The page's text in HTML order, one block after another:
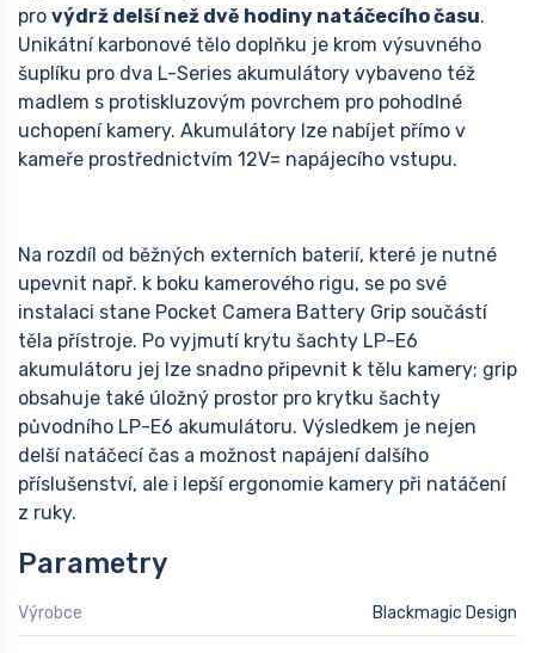
pro výdrž delší než dvě hodiny natáčecího času.
Unikátní karbonové tělo doplňku je krom výsuvného
šuplíku pro dva L-Series akumulátory vybaveno též
madlem s protiskluzovým povrchem pro pohodlné
uchopení kamery. Akumulátory lze nabíjet přímo v
kameře prostřednictvím 12V= napájecího vstupu.
Na rozdíl od běžných externích baterií, které je nutné
upevnit např. k boku kamerového rigu, se po své
instalaci stane Pocket Camera Battery Grip součástí
těla přístroje. Po vyjmutí krytu šachty LP-E6
akumulátoru jej lze snadno připevnit k tělu kamery; grip
obsahuje také úložný prostor pro krytku šachty
původního LP-E6 akumulátoru. Výsledkem je nejen
delší natáčecí čas a možnost napájení dalšího
příslušenství, ale i lepší ergonomie kamery při natáčení
z ruky.
Parametry
Výrobce Blackmagic Design